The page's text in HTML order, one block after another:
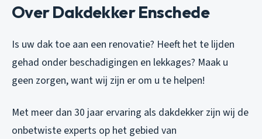
Over Dakdekker Enschede
Is uw dak toe aan een renovatie? Heeft het te lijden
gehad onder beschadigingen en lekkages? Maak u
geen zorgen, want wij zijn er om u te helpen!
Met meer dan 30 jaar ervaring als dakdekker zijn wij de
onbetwiste experts op het gebied van